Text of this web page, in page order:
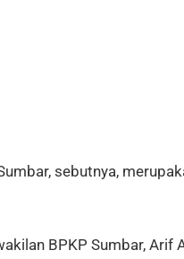
sebutnya,
BPKP Sumbar,